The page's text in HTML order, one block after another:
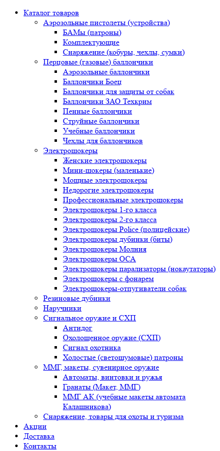
Каталог товаров
Аэрозольные пистолеты (устройства)
БАМы (патроны)
Комплектующие
Снаряжение (кобуры, чехлы, сумки)
Перцовые (газовые) баллончики
Аэрозольные баллончики
Баллончики Боец
Баллончики для защиты от собак
Баллончики ЗАО Техкрим
Пенные баллончики
Струйные баллончики
Учебные баллончики
Чехлы для баллончиков
Электрошокеры
Женские электрошокеры
Мини-шокеры (маленькие)
Мощные электрошокеры
Недорогие электрошокеры
Профессиональные электрошокеры
Электрошокеры 1-го класса
Электрошокеры 2-го класса
Электрошокеры Police (полицейские)
Электрошокеры дубинки (биты)
Электрошокеры Молния
Электрошокеры ОСА
Электрошокеры парализаторы (нокаутаторы)
Электрошокеры с фонарем
Электрошокеры-отпугиватели собак
Резиновые дубинки
Наручники
Сигнальное оружие и СХП
Антидог
Охолощенное оружие (СХП)
Сигнал охотника
Холостые (светошумовые) патроны
ММГ, макеты, сувенирное оружие
Автоматы, винтовки и ружья
Гранаты (Макет, ММГ)
ММГ АК (учебные макеты автомата
Калашникова)
Снаряжение, товары для охоты и туризма
Акции
Доставка
Контакты